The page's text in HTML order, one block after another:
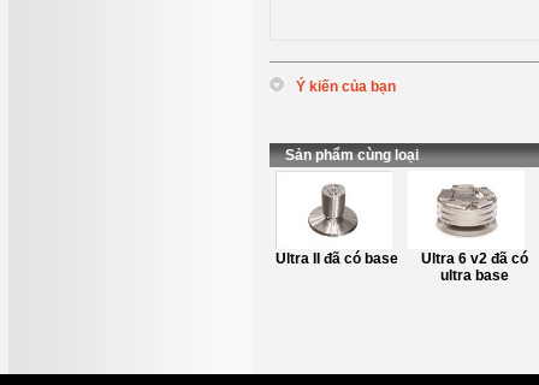
Ý kiến của bạn
* Nội dung:
Sản phẩm cùng loại
Ultra II đã có base
Ultra 6 v2 đã có
ultra base